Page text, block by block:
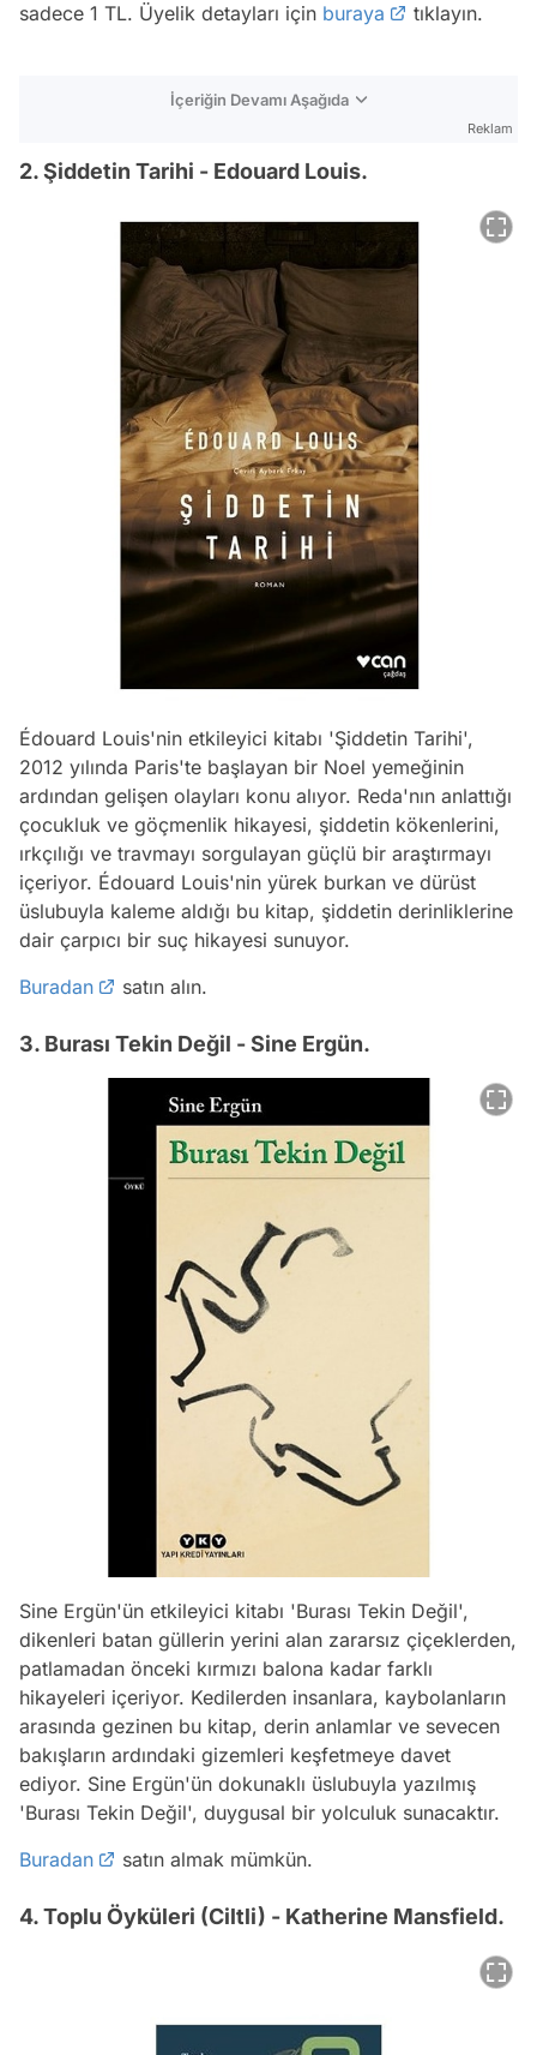
sadece 1 TL. Üyelik detayları için buraya tıklayın.
İçeriğin Devamı Aşağıda
Reklam
2. Şiddetin Tarihi - Edouard Louis.
Édouard Louis'nin etkileyici kitabı 'Şiddetin Tarihi',
2012 yılında Paris'te başlayan bir Noel yemeğinin
ardından gelişen olayları konu alıyor. Reda'nın anlattığı
çocukluk ve göçmenlik hikayesi, şiddetin kökenlerini,
ırkçılığı ve travmayı sorgulayan güçlü bir araştırmayı
içeriyor. Édouard Louis'nin yürek burkan ve dürüst
üslubuyla kaleme aldığı bu kitap, şiddetin derinliklerine
dair çarpıcı bir suç hikayesi sunuyor.
Buradan
satın alın.
3. Burası Tekin Değil - Sine Ergün.
Sine Ergün'ün etkileyici kitabı 'Burası Tekin Değil',
dikenleri batan güllerin yerini alan zararsız çiçeklerden,
patlamadan önceki kırmızı balona kadar farklı
hikayeleri içeriyor. Kedilerden insanlara, kaybolanların
arasında gezinen bu kitap, derin anlamlar ve sevecen
bakışların ardındaki gizemleri keşfetmeye davet
ediyor. Sine Ergün'ün dokunaklı üslubuyla yazılmış
'Burası Tekin Değil', duygusal bir yolculuk sunacaktır.
Buradan
satın almak mümkün.
4. Toplu Öyküleri (Ciltli) - Katherine Mansfield.